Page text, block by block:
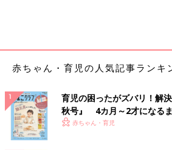
呼吸筋と自律神経に関わりがあるとわか
自律神経のバランスを整える
呼吸筋ストレッチを行うことで、呼吸が
赤ちゃん・育児の人気記事ランキ
育児の困ったがズバリ！解
秋号』 4カ月～2才になる
いっぱい！
赤ちゃん・育児